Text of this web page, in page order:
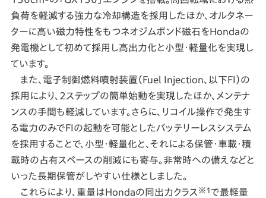
負荷を軽減する強力な冷却構造を採用したほか、オルタネー
ターに高い磁力特性をもつネオジムボンド磁石をHondaの
発電機として初めて採用し高出力化と小型・軽量化を実現し
ています。
また、電子制御燃料噴射装置（Fuel Injection、以下FI）の
採用により、2ステップの簡単始動を実現したほか、メンテナ
ンスの手間も軽減しています。さらに、リコイル操作で発生す
る電力のみでFIの起動を可能としたバッテリーレスシステム
を採用することで、小型・軽量化と、それによる保管・車載・積
載時の占有スペースの削減にも寄与。非常時への備えなどと
いった長期保管がしやすい仕様としました。
これらにより、重量はHondaの同出力クラス ※1 で最軽量